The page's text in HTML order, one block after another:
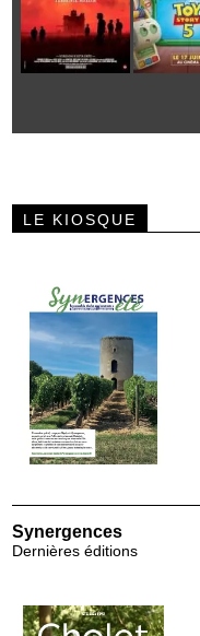
LE KIOSQUE
Synergences
Dernières éditions